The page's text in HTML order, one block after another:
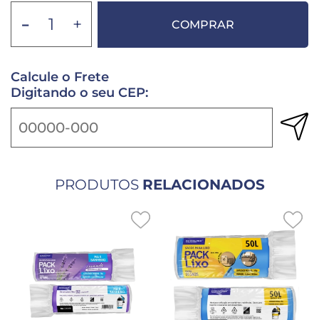
- + COMPRAR
Calcule o Frete
Digitando o seu CEP:
PRODUTOS RELACIONADOS